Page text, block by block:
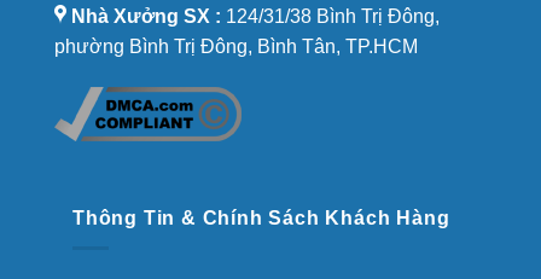
Nhà Xưởng SX : 124/31/38 Bình Trị Đông,
phường Bình Trị Đông, Bình Tân, TP.HCM
Thông Tin & Chính Sách Khách Hàng